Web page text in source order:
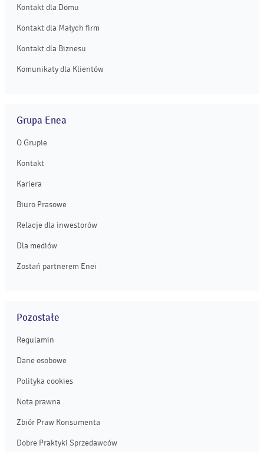
Kontakt dla Domu
Kontakt dla Małych firm
Kontakt dla Biznesu
Komunikaty dla Klientów
Grupa Enea
O Grupie
Kontakt
Kariera
Biuro Prasowe
Relacje dla inwestorów
Dla mediów
Zostań partnerem Enei
Pozostałe
Regulamin
Dane osobowe
Polityka cookies
Nota prawna
Zbiór Praw Konsumenta
Dobre Praktyki Sprzedawców